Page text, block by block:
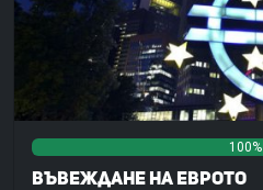
100%
Въвеждане на еврото